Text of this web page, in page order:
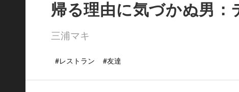
帰る理由に気づかぬ男：
三浦マキ
#レストラン #友達